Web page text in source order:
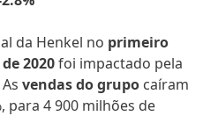
da Henkel no primeiro
2020foi impactado pela
vendas do grupo caíram
para 4 900 milhões de